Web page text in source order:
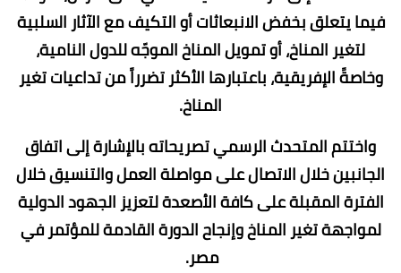
فيما يتعلق بخفض الانبعاثات أو التكيف مع الآثار السلبية
لتغير المناخ، أو تمويل المناخ الموجّه للدول النامية،
وخاصةً الإفريقية، باعتبارها الأكثر تضرراً من تداعيات تغير
المناخ.
واختتم المتحدث الرسمي تصريحاته بالإشارة إلى اتفاق
الجانبين خلال الاتصال على مواصلة العمل والتنسيق خلال
الفترة المقبلة على كافة الأصعدة لتعزيز الجهود الدولية
لمواجهة تغير المناخ وإنجاح الدورة القادمة للمؤتمر في
مصر.